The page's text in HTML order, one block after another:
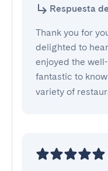
Respuesta
Thank you for
delighted to
enjoyed the
fantastic to
variety of